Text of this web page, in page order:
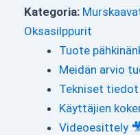
Kategoria:
Oksasilppurit
Tuote
Meidän arvio
Tekniset
Käyttäjien
Videoesittely